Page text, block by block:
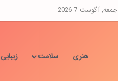
جمعه, آگوست 7 2026
هنری سلامت زیبایی